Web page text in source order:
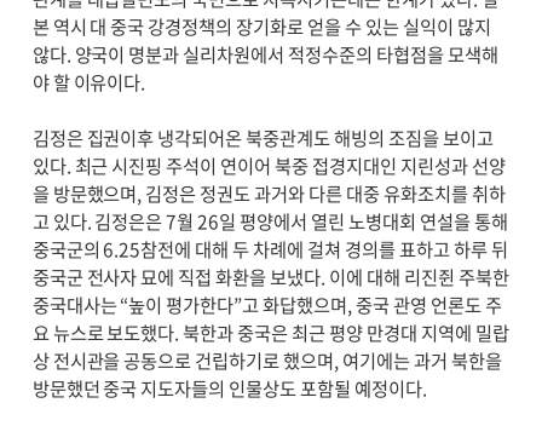
본 역시 대 중국 강경정책의 장기화로 얻을 수 있는 실익이 많지
않다. 양국이 명분과 실리차원에서 적정수준의 타협점을 모색해
야 할 이유이다.
김정은 집권이후 냉각되어온 북중관계도 해빙의 조짐을 보이고
있다. 최근 시진핑 주석이 연이어 북중 접경지대인 지린성과 선양
을 방문했으며, 김정은 정권도 과거와 다른 대중 유화조치를 취하
고 있다. 김정은은 7월 26일 평양에서 열린 노병대회 연설을 통해
중국군의 6.25참전에 대해 두 차례에 걸쳐 경의를 표하고 하루 뒤
중국군 전사자 묘에 직접 화환을 보냈다. 이에 대해 리진쥔 주북한
중국대사는 “높이 평가한다”고 화답했으며, 중국 관영 언론도 주
요 뉴스로 보도했다. 북한과 중국은 최근 평양 만경대 지역에 밀랍
상 전시관을 공동으로 건립하기로 했으며, 여기에는 과거 북한을
방문했던 중국 지도자들의 인물상도 포함될 예정이다.